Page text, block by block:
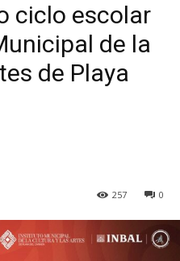
ciclo escolar
de la
de Playa
0
257